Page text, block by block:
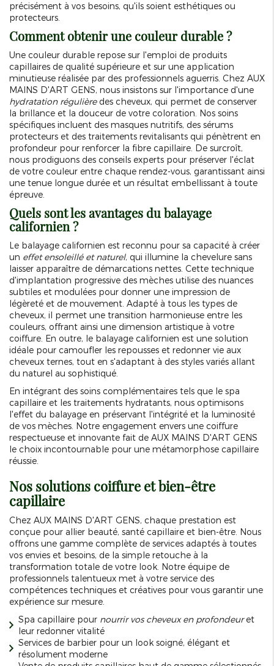
précisément à vos besoins, qu'ils soient esthétiques ou
protecteurs.
Comment obtenir une couleur durable ?
Une couleur durable repose sur l'emploi de produits
capillaires de qualité supérieure et sur une application
minutieuse réalisée par des professionnels aguerris. Chez AUX
MAINS D'ART GENS, nous insistons sur l'importance d'une
hydratation régulièredes cheveux, qui permet de conserver
la brillance et la douceur de votre coloration. Nos soins
spécifiques incluent des masques nutritifs, des sérums
protecteurs et des traitements revitalisants qui pénètrent en
profondeur pour renforcer la fibre capillaire. De surcroît,
nous prodiguons des conseils experts pour préserver l'éclat
de votre couleur entre chaque rendez-vous, garantissant ainsi
une tenue longue durée et un résultat embellissant à toute
épreuve.
Quels sont les avantages du balayage
californien ?
Le balayage californien est reconnu pour sa capacité à créer
un effet ensoleillé et naturel, qui illumine la chevelure sans
laisser apparaître de démarcations nettes. Cette technique
d'implantation progressive des mèches utilise des nuances
subtiles et modulées pour donner une impression de
légèreté et de mouvement. Adapté à tous les types de
cheveux, il permet une transition harmonieuse entre les
couleurs, offrant ainsi une dimension artistique à votre
coiffure. En outre, le balayage californien est une solution
idéale pour camoufler les repousses et redonner vie aux
cheveux ternes, tout en s'adaptant à des styles variés allant
du naturel au sophistiqué.
En intégrant des soins complémentaires tels que le spa
capillaire et les traitements hydratants, nous optimisons
l'effet du balayage en préservant l'intégrité et la luminosité
de vos mèches. Notre engagement envers une coiffure
respectueuse et innovante fait de AUX MAINS D'ART GENS
le choix incontournable pour une métamorphose capillaire
réussie.
Nos solutions coiffure et bien-être
capillaire
Chez AUX MAINS D'ART GENS, chaque prestation est
conçue pour allier beauté, santé capillaire et bien-être. Nous
offrons une gamme complète de services adaptés à toutes
vos envies et besoins, de la simple retouche à la
transformation totale de votre look. Notre équipe de
professionnels talentueux met à votre service des
compétences techniques et créatives pour vous garantir une
expérience sur mesure.
Spa capillaire pour nourrir vos cheveux en profondeuret
leur redonner vitalité
Services de barbier pour un look soigné, élégant et
résolument moderne